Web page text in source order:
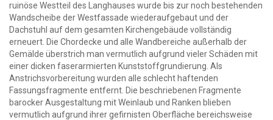
ruinöse Westteil des Langhauses wurde bis zur noch bestehenden
Wandscheibe der Westfassade wiederaufgebaut und der
Dachstuhl auf dem gesamten Kirchengebäude vollständig
erneuert. Die Chordecke und alle Wandbereiche außerhalb der
Gemälde überstrich man vermutlich aufgrund vieler Schäden mit
einer dicken faserarmierten Kunststoffgrundierung. Als
Anstrichsvorbereitung wurden alle schlecht haftenden
Fassungsfragmente entfernt. Die beschriebenen Fragmente
barocker Ausgestaltung mit Weinlaub und Ranken blieben
vermutlich aufgrund ihrer gefirnisten Oberfläche bereichsweise